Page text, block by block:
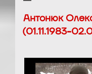
Антонюк
(01.11.1983-